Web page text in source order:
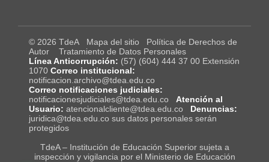
© 2026 TdeA Mapa del sitio
Política de Derechos de
Autor
Tratamiento de Datos Personales
Línea Anticorrupción: (57) (604) 444 37 00 Extensión
1070 Correo institucional:
notificacion.archivo@tdea.edu.co
Correo notificaciones judiciales:
notificacionesjudiciales@tdea.edu.co
Atención al
Usuario: atencionalcliente@tdea.edu.co
Denuncias:
juridica@tdea.edu.co sus datos personales serán
protegidos
TdeA – Institución de Educación Superior sujeta a
inspección y vigilancia por el Ministerio de Educación